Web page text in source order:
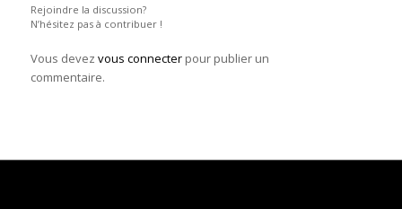
Rejoindre la discussion?
N’hésitez pas à contribuer !
Vous devez vous connecterpour publier un
commentaire.